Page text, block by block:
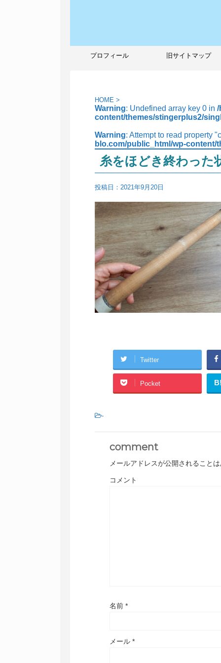
プロフィール 旧サイトマップ
HOME >
Warning: Undefined array key 0 in /
content/themes/stingerplus2/
Warning: Attempt to read property
blo.com/public_html/wp-
糸をほどき終わった
投稿日： 2021年9月20日
Twitter
Pocket
-
comment
メールアドレスが公開されること
コメント
名前 *
メール *